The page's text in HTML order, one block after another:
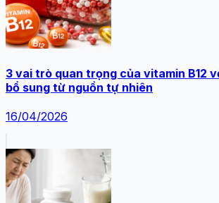
3 vai trò quan trọng của vitamin B12
bổ sung từ nguồn tự nhiên
16/04/2026